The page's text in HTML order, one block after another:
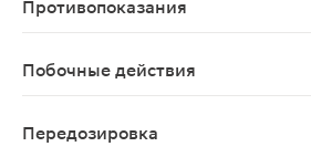
Противопоказания
Побочные действия
Передозировка